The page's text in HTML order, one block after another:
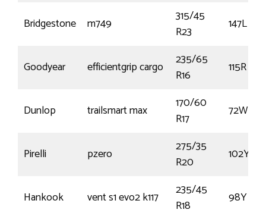
Bridgestone m749
315/45
R23
147L
Goodyear efficientgrip cargo
235/65
R16
115R
Dunlop trailsmart max
170/60
R17
72W
Pirelli pzero
275/35
R20
102Y
Hankook vent s1 evo2 k117
235/45
R18
98Y